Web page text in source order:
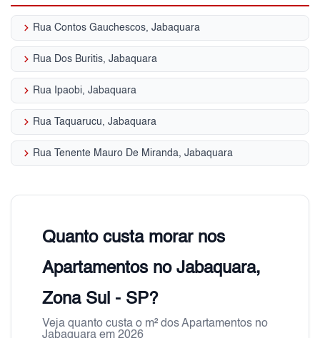
keyboard_arrow_right Rua Contos Gauchescos, Jabaquara
keyboard_arrow_right Rua Dos Buritis, Jabaquara
keyboard_arrow_right Rua Ipaobi, Jabaquara
keyboard_arrow_right Rua Taquarucu, Jabaquara
keyboard_arrow_right Rua Tenente Mauro De Miranda, Jabaquara
Quanto custa morar nos
Apartamentos no Jabaquara,
Zona Sul - SP?
Veja quanto custa o m² dos Apartamentos no
Jabaquara em 2026